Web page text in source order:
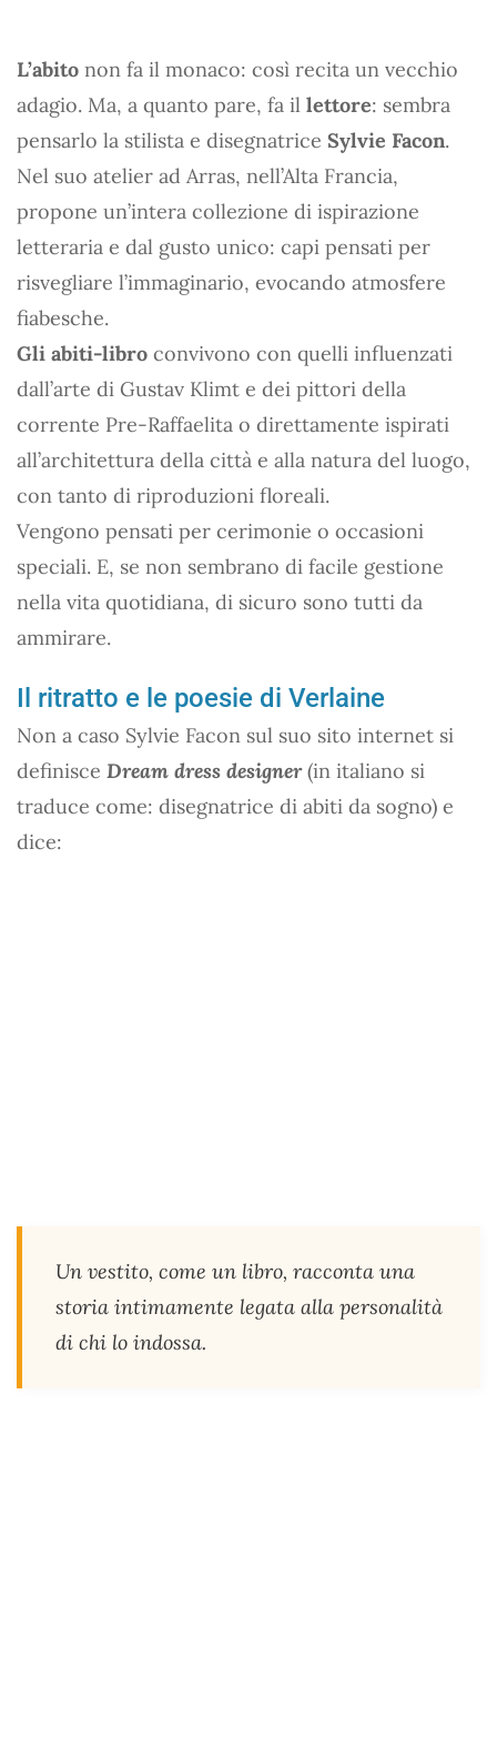
L’abito non fa il monaco: così recita un vecchio
adagio. Ma, a quanto pare, fa il lettore: sembra
pensarlo la stilista e disegnatrice Sylvie Facon.
Nel suo atelier ad Arras, nell’Alta Francia,
propone un’intera collezione di ispirazione
letteraria e dal gusto unico: capi pensati per
risvegliare l’immaginario, evocando atmosfere
fiabesche.
Gli abiti-libro convivono con quelli influenzati
dall’arte di Gustav Klimt e dei pittori della
corrente Pre-Raffaelita o direttamente ispirati
all’architettura della città e alla natura del luogo,
con tanto di riproduzioni floreali.
Vengono pensati per cerimonie o occasioni
speciali. E, se non sembrano di facile gestione
nella vita quotidiana, di sicuro sono tutti da
ammirare.
Il ritratto e le poesie di Verlaine
Non a caso Sylvie Facon sul suo sito internet si
definisce Dream dress designer (in italiano si
traduce come: disegnatrice di abiti da sogno) e
dice:
Un vestito, come un libro, racconta una
storia intimamente legata alla personalità
di chi lo indossa.